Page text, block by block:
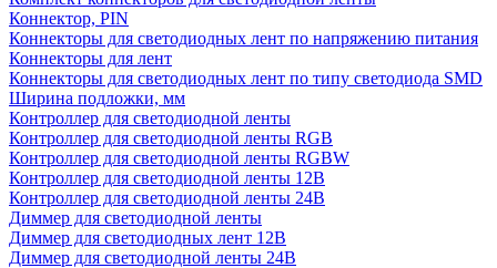
Коннектор, PIN
Коннекторы для светодиодных лент по напряжению питания
Коннекторы для лент
Коннекторы для светодиодных лент по типу светодиода SMD
Ширина подложки, мм
Контроллер для светодиодной ленты
Контроллер для светодиодной ленты RGB
Контроллер для светодиодной ленты RGBW
Контроллер для светодиодной ленты 12В
Контроллер для светодиодной ленты 24В
Диммер для светодиодной ленты
Диммер для светодиодных лент 12В
Диммер для светодиодной ленты 24В